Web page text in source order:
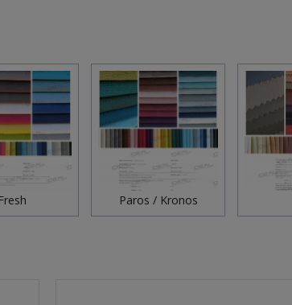
Fresh Paros / Kronos